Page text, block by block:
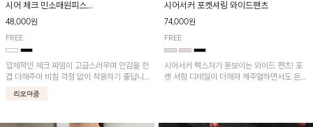
시어 체크 민소매원피스
[3차 리오더중] 8/19 순차적 발송!
48,000원
FREE
입체적인 체크 짜임이 고급스러우며 안감을 한
겹 더해주어 비침 걱정 없이 착용하기 좋답니
다.
시어서커 포켓셔링 와이드팬츠
74,000원
FREE
시어서커 텍스처가 돋보이는 와이드 팬츠! 포
켓 셔링 디테일이 더해져 캐주얼하면서도 은은
아이템으로 활용하기 좋아요~